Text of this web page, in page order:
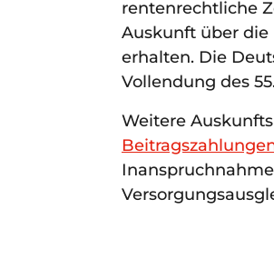
rentenrechtliche
Auskunft über
erhalten. Die
Vollendung des
Weitere